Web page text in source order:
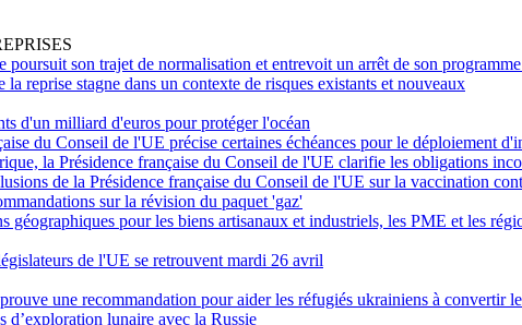
poursuit son trajet de normalisation et entrevoit un arrêt de son
la reprise stagne dans un contexte de risques existants et nouveaux
d'un milliard d'euros pour protéger l'océan
du Conseil de l'UE précise certaines échéances pour le déploiement
la Présidence française du Conseil de l'UE clarifie les obligations
de la Présidence française du Conseil de l'UE sur la vaccination
sur la révision du paquet 'gaz'
géographiques pour les biens artisanaux et industriels, les PME et les
de l'UE se retrouvent mardi 26 avril
une recommandation pour aider les réfugiés ukrainiens à convertir
d’exploration lunaire avec la Russie